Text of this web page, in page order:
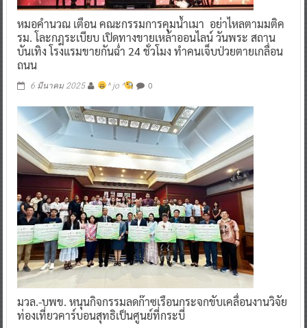
หมอคำนวณ เตือน คณะกรรมการคุมน้ำเมา อย่าไหลตามมติค
รม. โละกฎระเบียบ เปิดทางขายเหล้าออนไลน์ วันพระ สถาน
บันเทิง โรงแรมขายกันฉ่ำ 24 ชั่วโมง ทำคนเจ็บป่วยตายเกลื่อน
ถนน
6 มีนาคม 2025 ^ jo ^ 0
มวล.-บพข. หนุนกิจกรรมลดก๊าซเรือนกระจกขับเคลื่อนงานวิจัย
ท่องเที่ยวคาร์บอนสุทธิเป็นศูนย์ที่กระบี่